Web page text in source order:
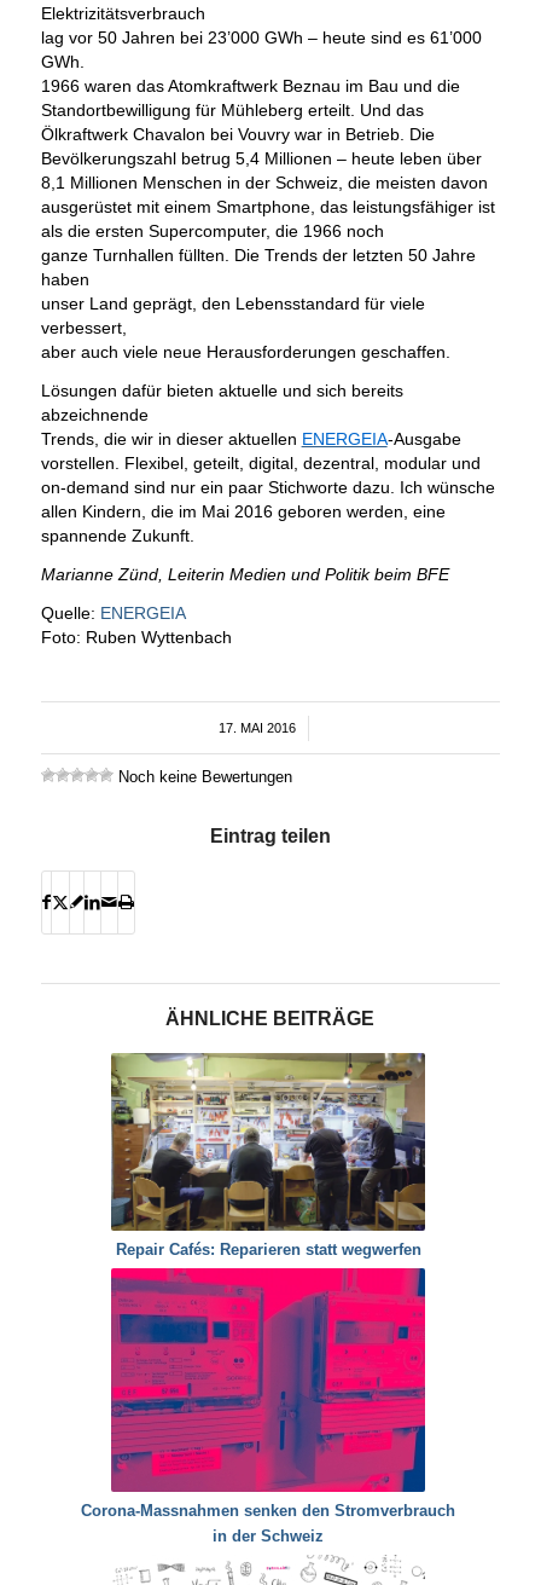
Elektrizitätsverbrauch
lag vor 50 Jahren bei 23’000 GWh – heute sind es 61’000
GWh.
1966 waren das Atomkraftwerk Beznau im Bau und die
Standortbewilligung für Mühleberg erteilt. Und das
Ölkraftwerk Chavalon bei Vouvry war in Betrieb. Die
Bevölkerungszahl betrug 5,4 Millionen – heute leben über
8,1 Millionen Menschen in der Schweiz, die meisten davon
ausgerüstet mit einem Smartphone, das leistungsfähiger ist
als die ersten Supercomputer, die 1966 noch
ganze Turnhallen füllten. Die Trends der letzten 50 Jahre
haben
unser Land geprägt, den Lebensstandard für viele
verbessert,
aber auch viele neue Herausforderungen geschaffen.
Lösungen dafür bieten aktuelle und sich bereits
abzeichnende
Trends, die wir in dieser aktuellen ENERGEIA-Ausgabe
vorstellen. Flexibel, geteilt, digital, dezentral, modular und
on-demand sind nur ein paar Stichworte dazu. Ich wünsche
allen Kindern, die im Mai 2016 geboren werden, eine
spannende Zukunft.
Marianne Zünd, Leiterin Medien und Politik beim BFE
Quelle: ENERGEIA
Foto: Ruben Wyttenbach
17. MAI 2016
/
Noch keine Bewertungen
Eintrag teilen
ÄHNLICHE BEITRÄGE
Repair Cafés: Reparieren statt wegwerfen
Corona-Massnahmen senken den Stromverbrauch
in der Schweiz